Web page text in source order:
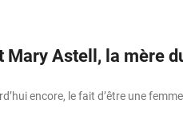
Mary Astell, la mère
encore, le fait d’être une